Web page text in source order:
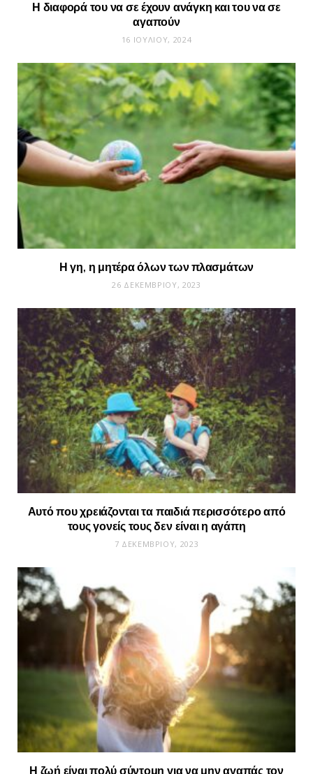
Η διαφορά του να σε έχουν ανάγκη και του να σε
αγαπούν
16 ΙΟΥΛΊΟΥ, 2024
Η γη, η μητέρα όλων των πλασμάτων
26 ΔΕΚΕΜΒΡΊΟΥ, 2023
Αυτό που χρειάζονται τα παιδιά περισσότερο από
τους γονείς τους δεν είναι η αγάπη
7 ΔΕΚΕΜΒΡΊΟΥ, 2023
Η ζωή είναι πολύ σύντομη για να μην αγαπάς τον